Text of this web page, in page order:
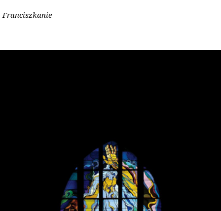
Franciszkanie